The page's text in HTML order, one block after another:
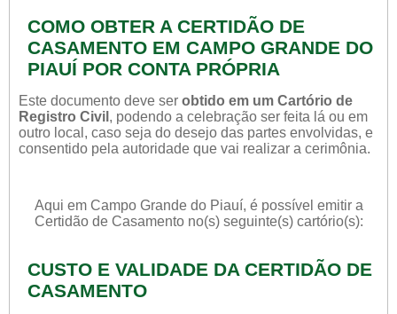
COMO OBTER A CERTIDÃO DE
CASAMENTO EM CAMPO GRANDE DO
PIAUÍ POR CONTA PRÓPRIA
Este documento deve ser obtido em um Cartório de
Registro Civil , podendo a celebração ser feita lá ou em
outro local, caso seja do desejo das partes envolvidas, e
consentido pela autoridade que vai realizar a cerimônia.
Aqui em Campo Grande do Piauí, é possível emitir a
Certidão de Casamento no(s) seguinte(s) cartório(s):
CUSTO E VALIDADE DA CERTIDÃO DE
CASAMENTO